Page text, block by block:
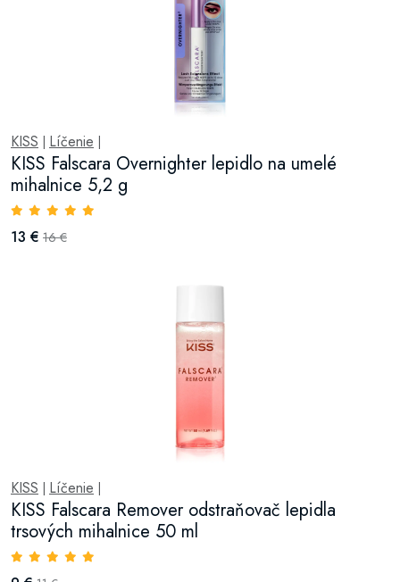
KISS Líčenie
KISS Falscara Overnighter lepidlo na umelé
mihalnice 5,2 g
13 € 16 €
KISS Líčenie
KISS Falscara Remover odstraňovač lepidla
trsových mihalnice 50 ml